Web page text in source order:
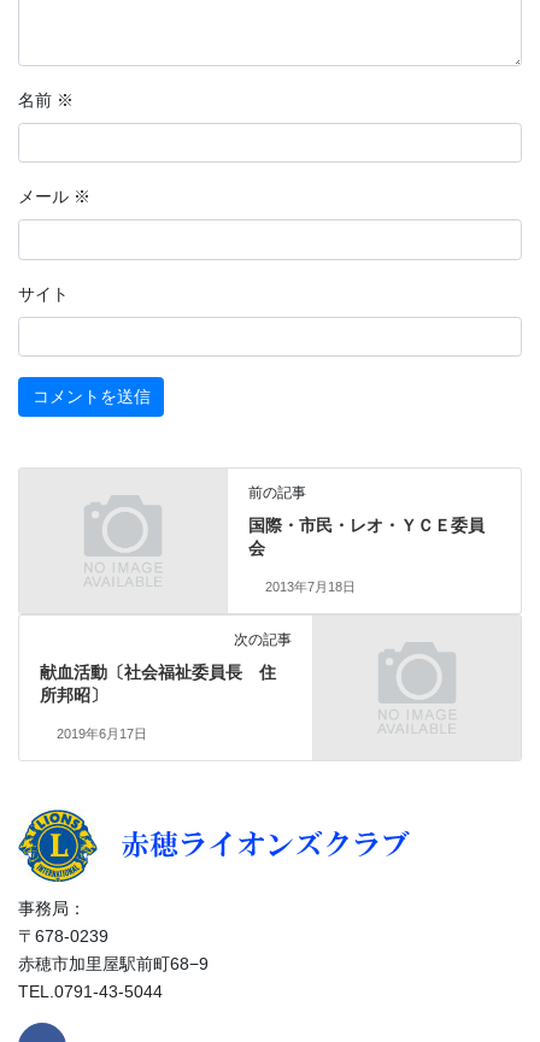
名前 ※
メール ※
サイト
前の記事
国際・市民・レオ・ＹＣＥ委員
会
2013年7月18日
次の記事
献血活動〔社会福祉委員長 住
所邦昭〕
2019年6月17日
事務局：
〒678-0239
赤穂市加里屋駅前町68−9
TEL.0791-43-5044